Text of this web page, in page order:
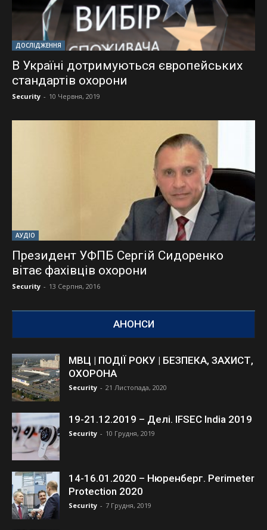
ДОСЛІДЖЕННЯ
В Україні дотримуються європейських
стандартів охорони
Security - 10 Червня, 2019
АУДІО
Президент УФПБ Сергій Сидоренко
вітає фахівців охорони
Security - 13 Серпня, 2016
АНОНСИ
МВЦ | ПОДІЇ РОКУ | БЕЗПЕКА, ЗАХИСТ,
ОХОРОНА
Security - 21 Листопада, 2020
19-21.12.2019 – Делі. IFSEC India 2019
Security - 10 Грудня, 2019
14-16.01.2020 – Нюренберг. Perimeter
Protection 2020
Security - 7 Грудня, 2019